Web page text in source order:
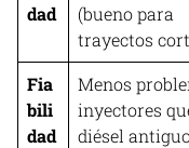
dad
(bueno para
trayectos
Fia
bili
dad
Menos
inyectores
diésel